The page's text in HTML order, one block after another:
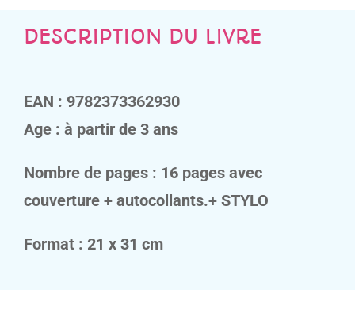
DESCRIPTION DU LIVRE
EAN : 9782373362930
Age : à partir de 3 ans
Nombre de pages : 16 pages avec
couverture + autocollants.+ STYLO
Format : 21 x 31 cm